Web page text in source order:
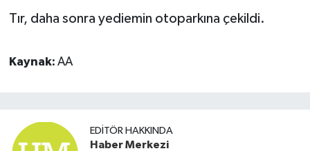
Tır, daha sonra yediemin otoparkına çekildi.
Kaynak: AA
EDITÖR HAKKINDA
Haber Merkezi